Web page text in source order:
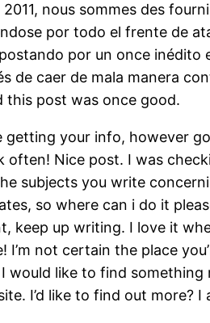
nous sommes des
por todo el frente de
por un once inédito
de caer de mala manera
this post was once good.
getting your info, however
Nice post. I was
subjects you write
so where can i do it
keep up writing. I love it
not certain the place
would like to find
I’d like to find out